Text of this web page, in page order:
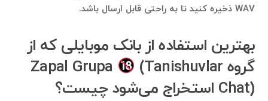
WAV ذخیره کنید تا به راحتی قابل ارسال باشد.
بهترین استفاده‌ از بانک موبایلی که از
گروه Zapal Grupa (Tanishuvlar
Chat) استخراج می‌شود چیست؟